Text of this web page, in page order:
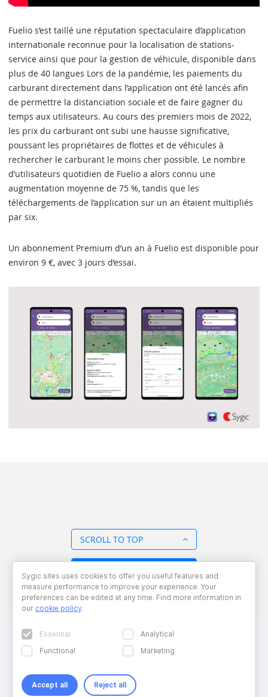
Fuelio s’est taillé une réputation spectaculaire d’application
internationale reconnue pour la localisation de stations-
service ainsi que pour la gestion de véhicule, disponible dans
plus de 40 langues Lors de la pandémie, les paiements du
carburant directement dans l’application ont été lancés afin
de permettre la distanciation sociale et de faire gagner du
temps aux utilisateurs. Au cours des premiers mois de 2022,
les prix du carburant ont subi une hausse significative,
poussant les propriétaires de flottes et de véhicules à
rechercher le carburant le moins cher possible. Le nombre
d’utilisateurs quotidien de Fuelio a alors connu une
augmentation moyenne de 75 %, tandis que les
téléchargements de l’application sur un an étaient multipliés
par six.
Un abonnement Premium d’un an à Fuelio est disponible pour
environ 9 €, avec 3 jours d’essai.
SCROLL TO TOP
Copyright © 2026 Sygic. All right reserved. Developed by
Sygic sites uses cookies to offer you useful features and
measure performance to improve your experience. Your
preferences can be edited at any time. Find more information in
our cookie policy.
Essential
Analytical
Functional
Marketing
Accept all Reject all